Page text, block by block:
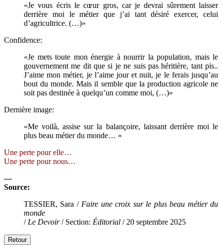
«Je vous écris le cœur gros, car je devrai sûrement laisser
derrière moi le métier que j’ai tant désiré exercer, celui
d’agricultrice. (…)»
Confidence:
«Je mets toute mon énergie à nourrir la population, mais le
gouvernement me dit que si je ne suis pas héritière, tant pis..
J’aime mon métier, je l’aime jour et nuit, je le ferais jusqu’au
bout du monde. Mais il semble que la production agricole ne
soit pas destinée à quelqu’un comme moi, (…)»
Dernière image:
«Me voilà, assise sur la balançoire, laissant derrière moi le
plus beau métier du monde… »
Une perte pour elle…
Une perte pour nous…
—
Source:
TESSIER, Sara / Faire une croix sur le plus beau métier du
monde
/ Le Devoir/ Section: Éditorial / 20 septembre 2025
Retour